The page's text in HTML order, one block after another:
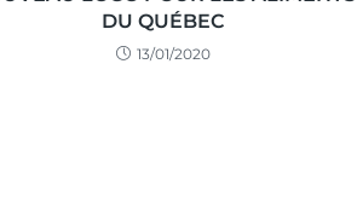
DU QUÉBEC
13/01/2020